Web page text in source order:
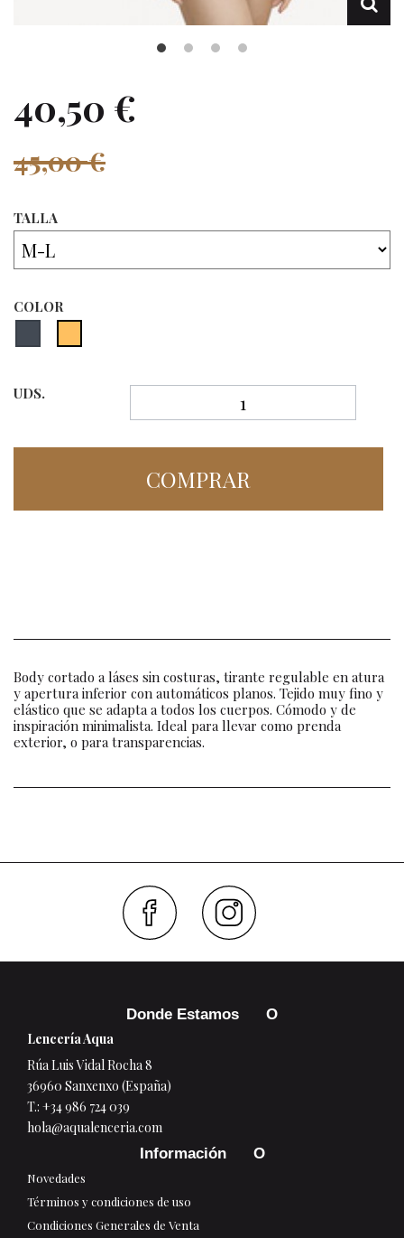
40,50 €
45,00 €
TALLA
COLOR
UDS.
COMPRAR
Body cortado a láses sin costuras, tirante regulable en atura
y apertura inferior con automáticos planos. Tejido muy fino y
elástico que se adapta a todos los cuerpos. Cómodo y de
inspiración minimalista. Ideal para llevar como prenda
exterior, o para transparencias.
Donde Estamos
Lencería Aqua
Rúa Luis Vidal Rocha 8
36960 Sanxenxo (España)
T.: +34 986 724 039
hola@aqualenceria.com
Información
Novedades
Términos y condiciones de uso
Condiciones Generales de Venta